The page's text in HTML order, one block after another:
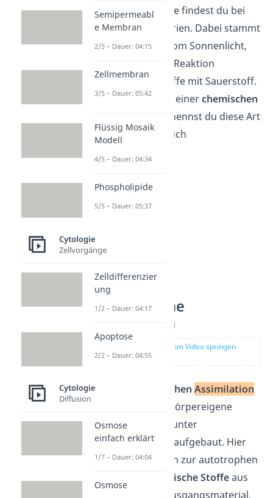
Die Chemosynthese findest du bei
bestimmten Bakterien. Dabei stammt
die Energie nicht vom Sonnenlicht,
sondern aus einer Reaktion
anorganischer Stoffe mit Sauerstoff.
Da die Energie aus einerchemischen
kommt, nennst du diese Art
der Assimilation auch
Heterotrophe
Assimilation
zur Stelle im Video springen
(02:32)
Bei der heterotrophenAssimilation
werden ebenfalls körpereigene
organische Stoffe unter
Energieverbrauch
aufgebaut. Hier
dienen im Vergleich zur autotrophen
organische Stoffeaus
der Nahrung als Ausgangsmaterial.
Semipermeabl
e Membran
2/5 – Dauer: 04:15
Zellmembran
3/5 – Dauer: 05:42
Flüssig Mosaik
Modell
4/5 – Dauer: 04:34
Phospholipide
5/5 – Dauer: 05:37
Cytologie
Zellvorgänge
Zelldifferenzier
ung
1/2 – Dauer: 04:17
Apoptose
2/2 – Dauer: 04:55
Cytologie
Diffusion
Osmose
einfach erklärt
1/7 – Dauer: 04:04
Osmose